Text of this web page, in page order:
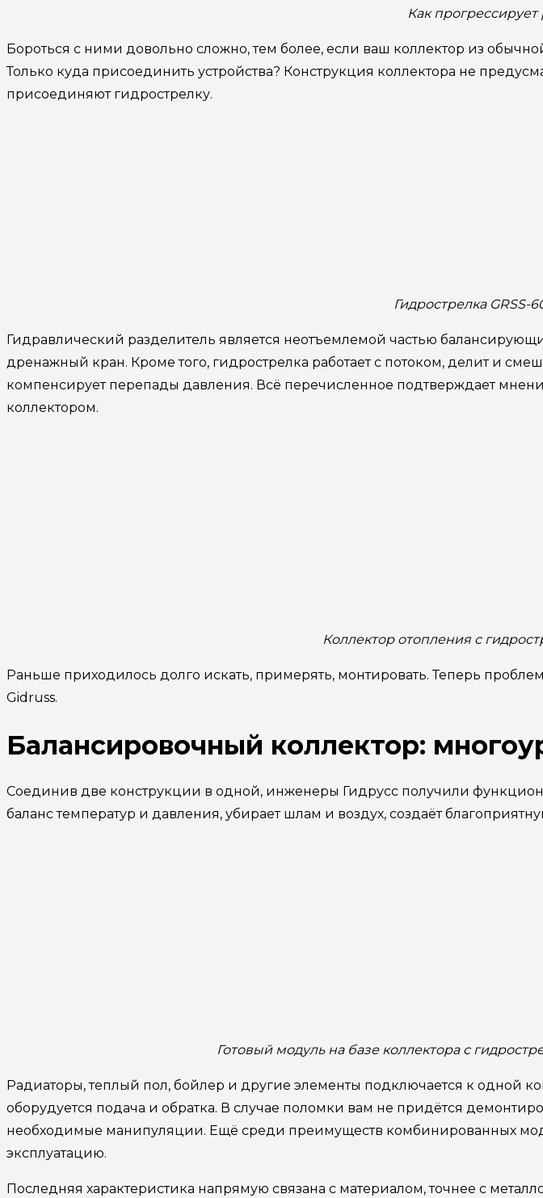
Как
Бороться с ними довольно сложно, тем более, если ваш коллектор из
Только куда присоединить устройства? Конструкция коллектора не
присоединяют гидрострелку.
Гидрострелка GRSS-
Гидравлический разделитель является неотъемлемой частью
дренажный кран. Кроме того, гидрострелка работает с потоком, делит и
компенсирует перепады давления. Всё перечисленное подтверждает
коллектором.
Коллектор отопления с
Раньше приходилось долго искать, примерять, монтировать. Теперь
Gidruss.
Балансировочный коллектор:
Соединив две конструкции в одной, инженеры Гидрусс получили
баланс температур и давления, убирает шлам и воздух, создаёт
Готовый модуль на базе коллектора с
Радиаторы, теплый пол, бойлер и другие элементы подключается к одной
оборудуется подача и обратка. В случае поломки вам не придётся
необходимые манипуляции. Ещё среди преимуществ комбинированных
эксплуатацию.
Последняя характеристика напрямую связана с материалом, точнее с